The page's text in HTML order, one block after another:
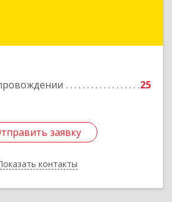
25
заявку
контакты
Подробнее
заявку
Назад